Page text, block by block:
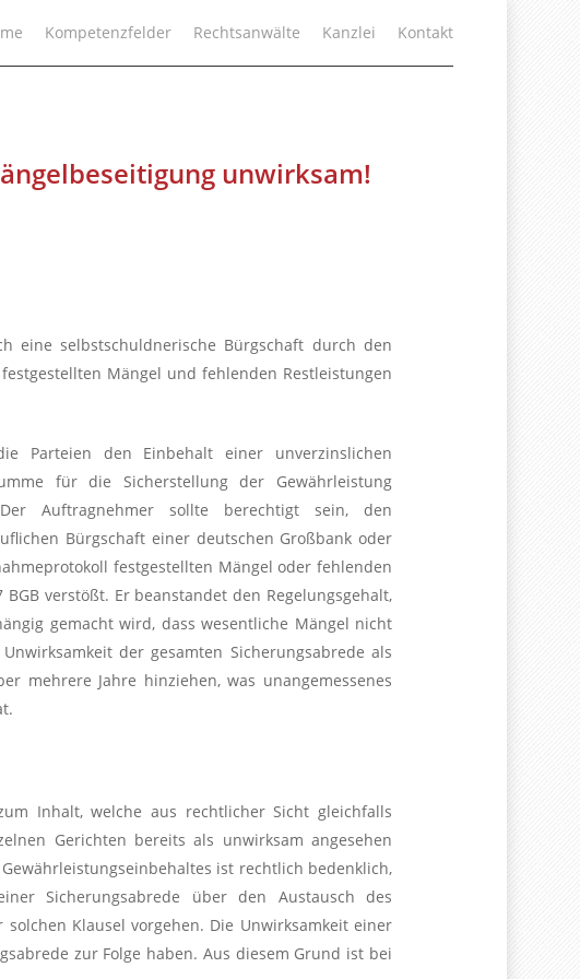
Kompetenzfelder Rechtsanwälte Kanzlei Kontakt
unwirksam!
eine selbstschuldnerische Bürgschaft durch den
Mängel und fehlenden Restleistungen
Parteien den Einbehalt einer unverzinslichen
für die Sicherstellung der Gewährleistung
Auftragnehmer sollte berechtigt sein, den
Bürgschaft einer deutschen Großbank oder
festgestellten Mängel oder fehlenden
verstößt. Er beanstandet den Regelungsgehalt,
gemacht wird, dass wesentliche Mängel nicht
der gesamten Sicherungsabrede als
mehrere Jahre hinziehen, was unangemessenes
Inhalt, welche aus rechtlicher Sicht gleichfalls
Gerichten bereits als unwirksam angesehen
ist rechtlich bedenklich,
Sicherungsabrede über den Austausch des
Klausel vorgehen. Die Unwirksamkeit einer
zur Folge haben. Aus diesem Grund ist bei